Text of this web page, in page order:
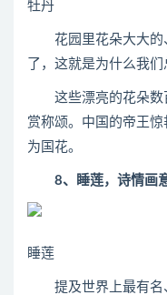
牡丹
花园里花朵大大的
了，这就是为什么我
这些漂亮的花朵数
赏称颂。中国的帝王
为国花。
8、睡莲，诗情画
睡莲
提及世界上最有名